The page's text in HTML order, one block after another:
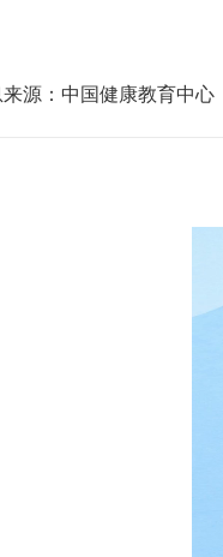
源：中国健康教育中心